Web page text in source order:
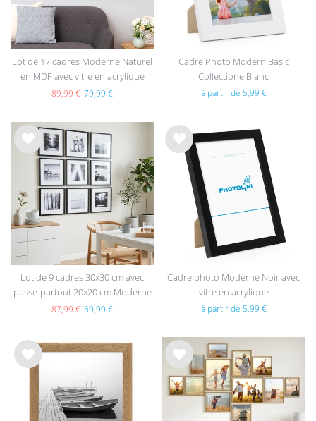
Lot de 17 cadres Moderne Naturel
en MDF avec vitre en acrylique
89,99 € 79,99 €
Cadre Photo Modern Basic
Collectione Blanc
à partir de 5,99 €
List
hait
s
Lot de 9 cadres 30x30 cm avec
passe-partout 20x20 cm Moderne
Noir en MDF avec vitre en
87,99 € 69,99 €
List
e de
Cadre photo Moderne Noir avec
vitre en acrylique
à partir de 5,99 €
List
e de
sou
List
e de
sou